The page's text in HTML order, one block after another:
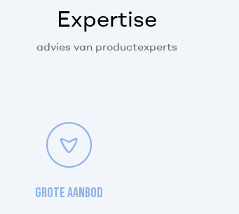
Expertise
advies van productexperts
Grote aanbod